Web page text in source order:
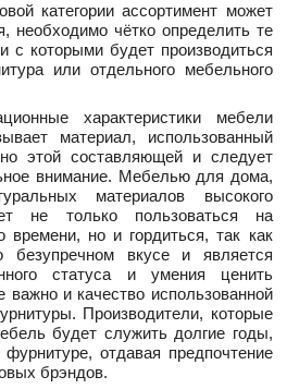
категории ассортимент может
необходимо чётко определить те
с которыми будет производиться
или отдельного мебельного
характеристики мебели
материал, использованный
этой составляющей и следует
внимание. Мебелью для дома,
материалов высокого
не только пользоваться на
времени, но и гордиться, так как
безупречном вкусе и является
статуса и умения ценить
и качество использованной
Производители, которые
будет служить долгие годы,
отдавая предпочтение
брэндов.